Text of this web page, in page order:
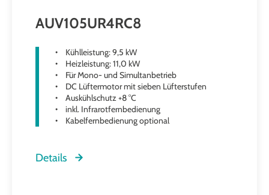
AUV105UR4RC8
Kühlleistung: 9,5 kW
Heizleistung: 11,0 kW
Für Mono- und Simultanbetrieb
DC Lüftermotor mit sieben Lüfterstufen
Auskühlschutz +8 °C
inkl. Infrarotfernbedienung
Kabelfernbedienung optional
Details